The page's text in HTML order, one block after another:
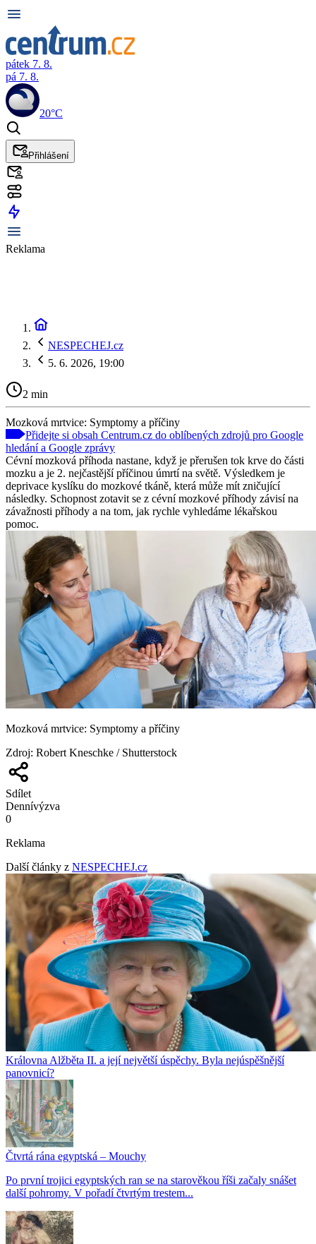
pátek 7. 8.
pá 7. 8.
20°C
Přihlášení
Reklama
NESPECHEJ.cz
5. 6. 2026, 19:00
2 min
Mozková mrtvice: Symptomy a příčiny
Přidejte si obsah Centrum.cz do oblíbených zdrojů pro Google
hledání a Google zprávy
Cévní mozková příhoda nastane, když je přerušen tok krve do části
mozku a je 2. nejčastější příčinou úmrtí na světě. Výsledkem je
deprivace kyslíku do mozkové tkáně, která může mít zničující
následky. Schopnost zotavit se z cévní mozkové příhody závisí na
závažnosti příhody a na tom, jak rychle vyhledáme lékařskou
pomoc.
Mozková mrtvice: Symptomy a příčiny
Zdroj: Robert Kneschke / Shutterstock
Sdílet
Dennívýzva
0
Reklama
Další články z NESPECHEJ.cz
Královna Alžběta II. a její největší úspěchy. Byla nejúspěšnější
panovnicí?
Čtvrtá rána egyptská – Mouchy
Po první trojici egyptských ran se na starověkou říši začaly snášet
další pohromy. V pořadí čtvrtým trestem...